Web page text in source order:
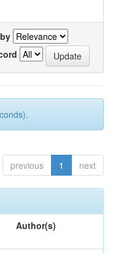
previous 1 next
Author(s)